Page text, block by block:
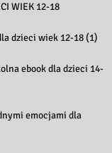
WIEK 12-18
dzieci wiek 12-18 (1)
ebook dla dzieci 14-
emocjami dla